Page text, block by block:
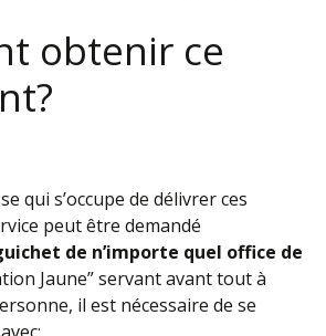
obtenir ce
qui s’occupe de délivrer ces
peut être demandé
de n’importe quel office de
Jaune” servant avant tout à
il est nécessaire de se